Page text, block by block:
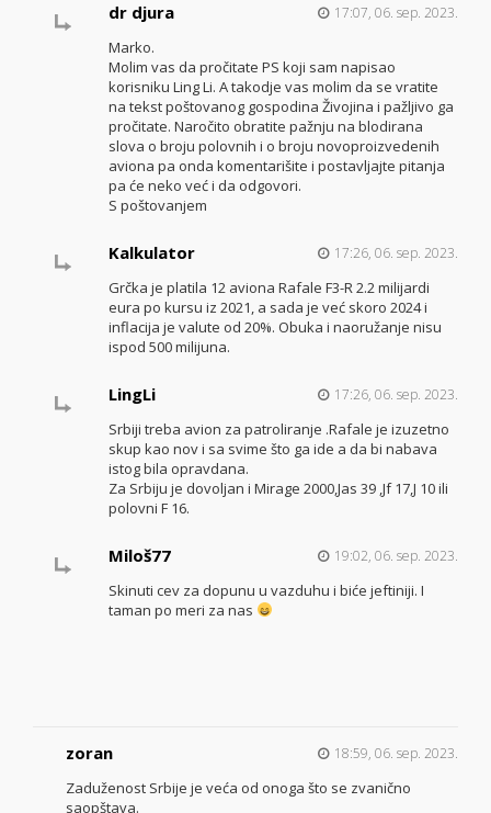
dr djura 17:07, 06. sep. 2023.
Marko.
Molim vas da pročitate PS koji sam napisao
korisniku Ling Li. A takodje vas molim da se vratite
na tekst poštovanog gospodina Živojina i pažljivo ga
pročitate. Naročito obratite pažnju na blodirana
slova o broju polovnih i o broju novoproizvedenih
aviona pa onda komentarišite i postavljajte pitanja
pa će neko već i da odgovori.
S poštovanjem
Kalkulator 17:26, 06. sep. 2023.
Grčka je platila 12 aviona Rafale F3-R 2.2 milijardi
eura po kursu iz 2021, a sada je već skoro 2024 i
inflacija je valute od 20%. Obuka i naoružanje nisu
ispod 500 milijuna.
LingLi 17:26, 06. sep. 2023.
Srbiji treba avion za patroliranje .Rafale je izuzetno
skup kao nov i sa svime što ga ide a da bi nabava
istog bila opravdana.
Za Srbiju je dovoljan i Mirage 2000,Jas 39 ,Jf 17,J 10 ili
polovni F 16.
Miloš77 19:02, 06. sep. 2023.
Skinuti cev za dopunu u vazduhu i biće jeftiniji. I
taman po meri za nas
zoran 18:59, 06. sep. 2023.
Zaduženost Srbije je veća od onoga što se zvanično
saopštava.